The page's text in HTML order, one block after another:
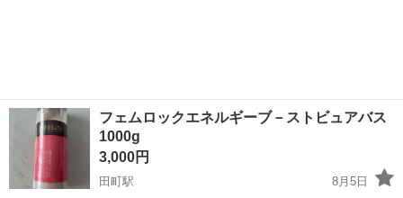
フェムロックエネルギーブ－ストビュアバス
1000g
3,000円
田町駅
8月5日